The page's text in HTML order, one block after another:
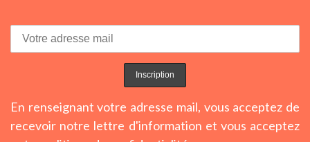
En renseignant votre adresse mail, vous acceptez de
recevoir notre lettre d'information et vous acceptez